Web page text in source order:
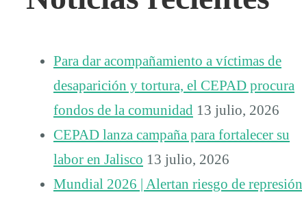
Para dar acompañamiento a víctimas de
desaparición y tortura, el CEPAD procura
fondos de la comunidad 13 julio, 2026
CEPAD lanza campaña para fortalecer su
labor en Jalisco 13 julio, 2026
Mundial 2026 | Alertan riesgo de represión